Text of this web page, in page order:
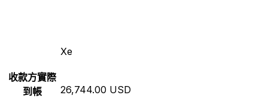
Xe
收款方實際
到帳
26,744.00 USD